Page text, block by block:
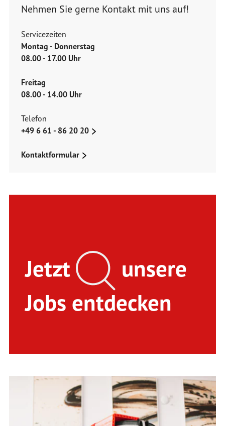
Nehmen Sie gerne Kontakt mit uns auf!
Servicezeiten
Montag - Donnerstag
08.00 - 17.00 Uhr
Freitag
08.00 - 14.00 Uhr
Telefon
+49 6 61 - 86 20 20
Kontaktformular
Jetzt
unsere
Jobs entdecken